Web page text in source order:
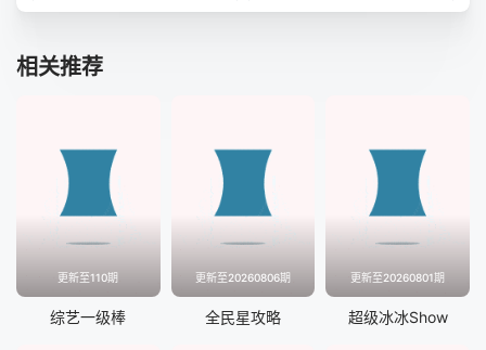
20231102 20231106
20240401 20240430
20240524 20240805
20240827 20240902
相关推荐
更新至110期
综艺一级棒
更新至20260806期
全民星攻略
更新至20260801期
超级冰冰Show